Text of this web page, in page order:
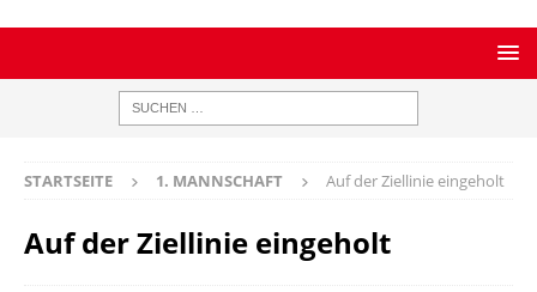
STARTSEITE 1. MANNSCHAFT Auf der Ziellinie eingeholt
Auf der Ziellinie eingeholt